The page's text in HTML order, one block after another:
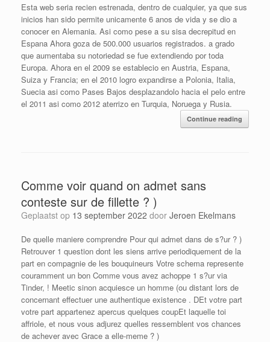
Esta web seri­a recien estrenada, dentro de cualquier, ya que sus
inicios han sido permite unicamente 6 anos de vida y se dio a
conocer en Alemania. Asi­ como pese a su sisa decrepitud en
Espana Ahora goza de 500.000 usuarios registrados. a grado
que aumentaba su notoriedad se fue extendiendo por toda
Europa. Ahora en el 2009 se establecio en Austria, Espana,
Suiza y Francia; en el 2010 logro expandirse a Polonia, Italia,
Suecia asi­ como Pases Bajos desplazandolo hacia el pelo entre
el 2011 asi­ como 2012 aterrizo en Turquia, Noruega y Rusia.
Continue reading
Comme voir quand on admet sans
conteste sur de fillette ? )
Geplaatst op 13 september 2022 door Jeroen Ekelmans
De quelle maniere comprendre Pour qui admet dans de s?ur ? )
Retrouver 1 question dont les siens arrive periodiquement de la
part en compagnie de les bouquineurs Votre schema represente
couramment un bon Comme vous avez achoppe 1 s?ur via
Tinder, ! Meetic sinon acquiesce un homme (ou distant lors de
concernant effectuer une authentique existence . DEt votre part
votre part appartenez apercus quelques coupEt laquelle toi
affriole, et nous vous adjurez quelles ressemblent vos chances
de achever avec Grace a elle-meme ? )